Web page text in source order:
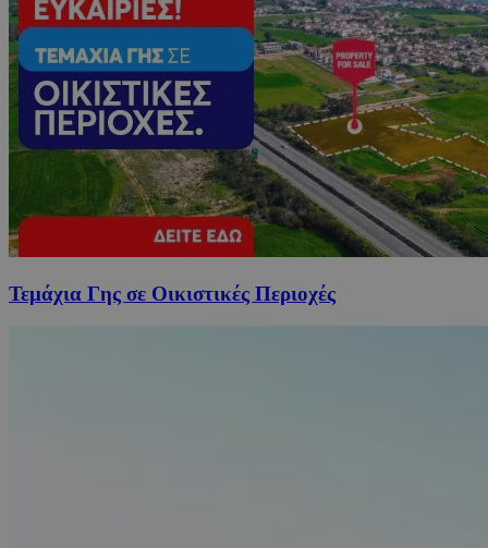
Τεμάχια Γης σε Οικιστικές Περιοχές